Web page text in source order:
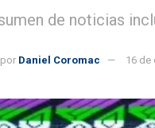
de noticias
por Daniel Coromac 16 de